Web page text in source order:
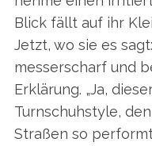
Blick fällt auf ihr
Jetzt, wo sie es
messerscharf und
Erklärung. „Ja,
Turnschuhstyle,
Straßen so